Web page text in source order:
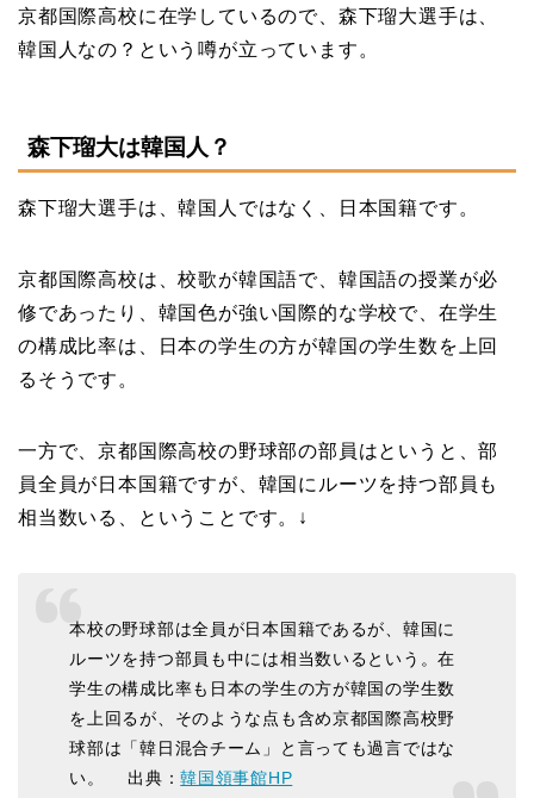
京都国際高校に在学しているので、森下瑠大選手は、
韓国人なの？という噂が立っています。
森下瑠大は韓国人？
森下瑠大選手は、韓国人ではなく、日本国籍です。
京都国際高校は、校歌が韓国語で、韓国語の授業が必
修であったり、韓国色が強い国際的な学校で、在学生
の構成比率は、日本の学生の方が韓国の学生数を上回
るそうです。
一方で、京都国際高校の野球部の部員はというと、部
員全員が日本国籍ですが、韓国にルーツを持つ部員も
相当数いる、ということです。↓
本校の野球部は全員が日本国籍であるが、韓国に
ルーツを持つ部員も中には相当数いるという。在
学生の構成比率も日本の学生の方が韓国の学生数
を上回るが、そのような点も含め京都国際高校野
球部は「韓日混合チーム」と言っても過言ではな
い。 出典：韓国領事館HP